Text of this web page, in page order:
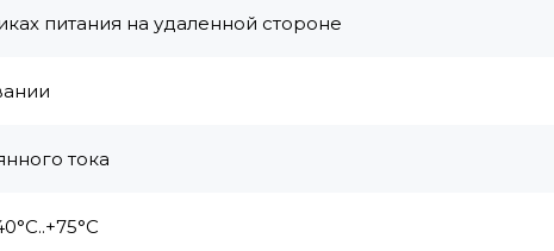
питания на удаленной стороне
тока